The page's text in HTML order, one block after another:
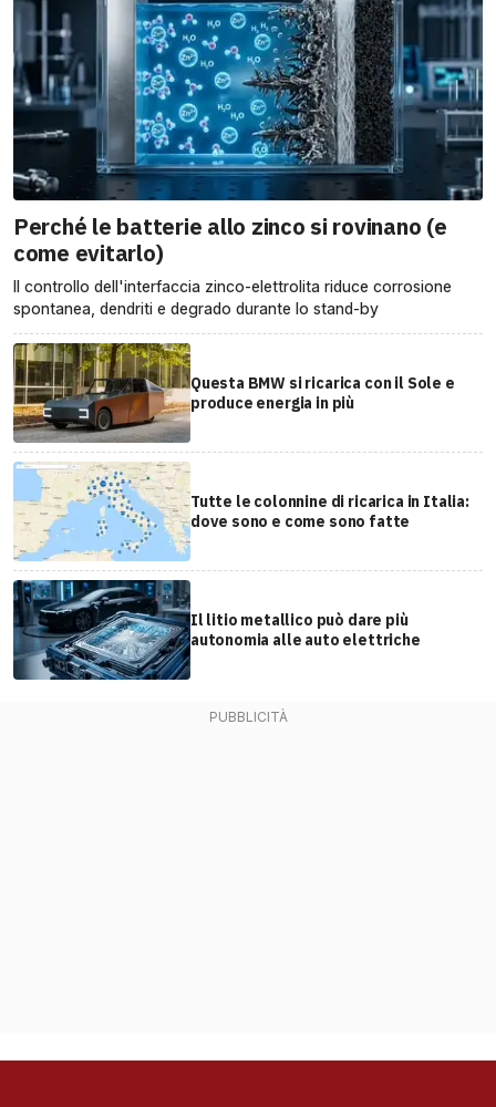
Perché le batterie allo zinco si rovinano (e
come evitarlo)
Il controllo dell'interfaccia zinco-elettrolita riduce corrosione
spontanea, dendriti e degrado durante lo stand-by
Questa BMW si ricarica con il Sole e
produce energia in più
Tutte le colonnine di ricarica in Italia:
dove sono e come sono fatte
Il litio metallico può dare più
autonomia alle auto elettriche